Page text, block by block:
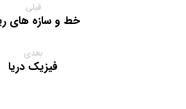
قبلی
خط و سازه های
بعدی
فیزیک دریا